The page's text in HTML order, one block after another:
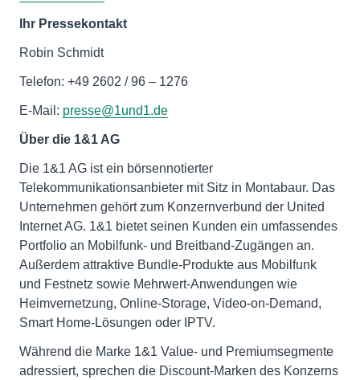
Ihr Pressekontakt
Robin Schmidt
Telefon: +49 2602 / 96 – 1276
E-Mail: presse@1und1.de
Über die 1&1 AG
Die 1&1 AG ist ein börsennotierter
Telekommunikationsanbieter mit Sitz in Montabaur. Das
Unternehmen gehört zum Konzernverbund der United
Internet AG. 1&1 bietet seinen Kunden ein umfassendes
Portfolio an Mobilfunk- und Breitband-Zugängen an.
Außerdem attraktive Bundle-Produkte aus Mobilfunk
und Festnetz sowie Mehrwert-Anwendungen wie
Heimvernetzung, Online-Storage, Video-on-Demand,
Smart Home-Lösungen oder IPTV.
Während die Marke 1&1 Value- und Premiumsegmente
adressiert, sprechen die Discount-Marken des Konzerns